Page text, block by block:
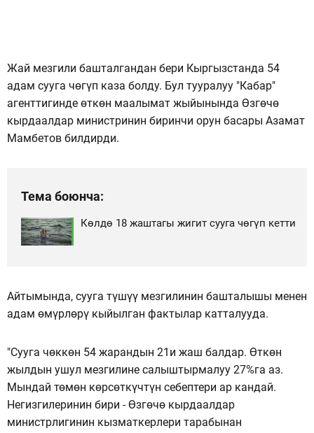
Жай мезгили башталгандан бери Кыргызстанда 54
адам сууга чөгүп каза болду. Бул тууралуу "Кабар"
агенттигинде өткөн маалымат жыйынында Өзгөчө
кырдаалдар министринин биринчи орун басары Азамат
Мамбетов билдирди.
Тема боюнча:
Көлдө 18 жаштагы жигит сууга чөгүп кетти
Айтымында, сууга түшүү мезгилинин башталышы менен
адам өмүрлөрү кыйылган фактылар катталууда.
"Сууга чөккөн 54 жарандын 21и жаш балдар. Өткөн
жылдын ушул мезгилине салыштырмалуу 27%га аз.
Мындай төмөн көрсөткүчтүн себептери ар кандай.
Негизгилеринин бири - Өзгөчө кырдаалдар
министрлигинин кызматкерлери тарабынан